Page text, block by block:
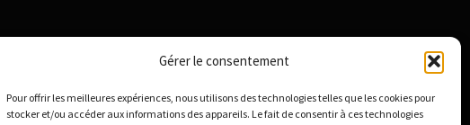
Gérer le consentement
Pour offrir les meilleures expériences, nous utilisons des technologies telles que les cookies pour
stocker et/ou accéder aux informations des appareils. Le fait de consentir à ces technologies